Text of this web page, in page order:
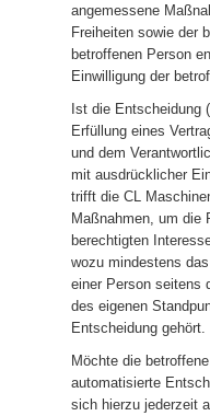
angemessene
Freiheiten sowie der
betroffenen Person
Einwilligung der
Ist die Entscheidung
Erfüllung eines
und dem
mit ausdrücklicher
trifft die CL
Maßnahmen, um die
berechtigten
wozu mindestens
einer Person seitens
des eigenen
Entscheidung gehört.
Möchte die
automatisierte
sich hierzu jederzeit